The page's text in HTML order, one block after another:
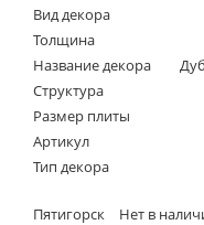
Вид декора
Толщина
Название декора
Структура
Размер плиты
Артикул
Тип декора
Пятигорск
Нет в